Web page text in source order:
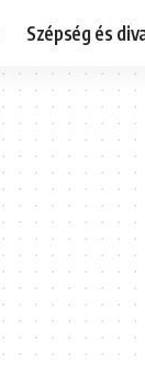
Szépség és